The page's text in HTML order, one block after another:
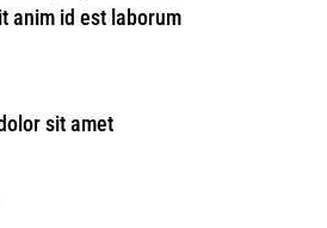
anim id est laborum
sit amet